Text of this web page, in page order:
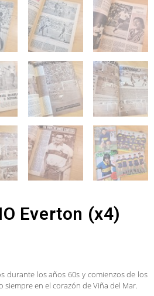
Everton (x4)
durante los años 60s y comienzos de los
siempre en el corazón de Viña del Mar.